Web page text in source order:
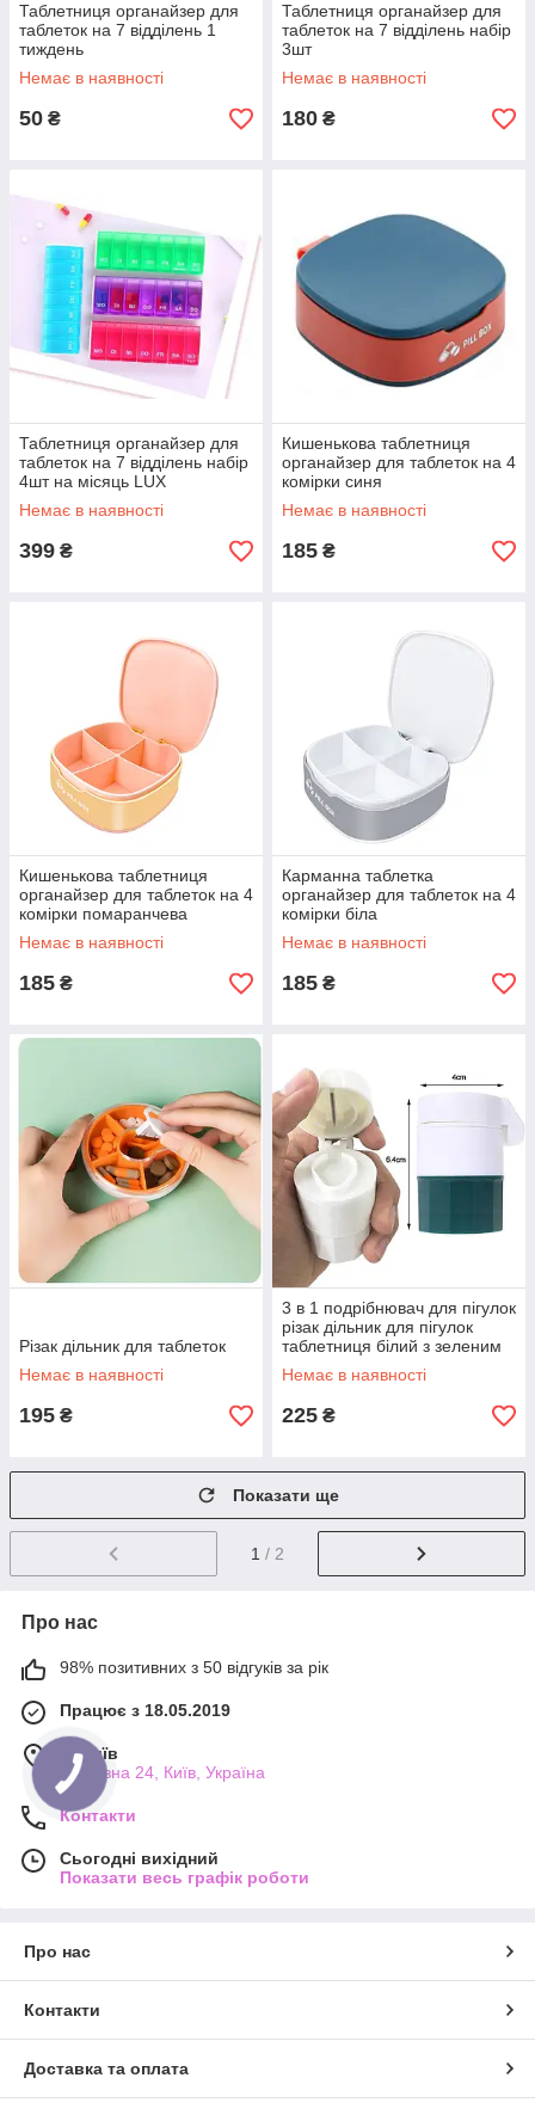
Таблетниця органайзер для
таблеток на 7 відділень 1
тиждень
Немає в наявності
50 ₴
Таблетниця органайзер для
таблеток на 7 відділень набір
3шт
Немає в наявності
180 ₴
Таблетниця органайзер для
таблеток на 7 відділень набір
4шт на місяць LUX
Немає в наявності
399 ₴
Кишенькова таблетниця
органайзер для таблеток на 4
комірки синя
Немає в наявності
185 ₴
Кишенькова таблетниця
органайзер для таблеток на 4
комірки помаранчева
Немає в наявності
185 ₴
Карманна таблетка
органайзер для таблеток на 4
комірки біла
Немає в наявності
185 ₴
Різак дільник для таблеток
Немає в наявності
195 ₴
3 в 1 подрібнювач для пігулок
різак дільник для пігулок
таблетниця білий з зеленим
Немає в наявності
225 ₴
Показати ще
1 / 2
Про нас
98% позитивних з 50 відгуків за рік
Працює з 18.05.2019
м. Київ
Прорізна 24, Київ, Україна
Контакти
Сьогодні вихідний
Показати весь графік роботи
Про нас
Контакти
Доставка та оплата